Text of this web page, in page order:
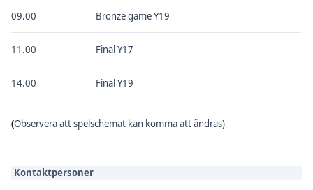
09.00 Bronze game Y19
11.00 Final Y17
14.00 Final Y19
(Observera att spelschemat kan komma att ändras)
Kontaktpersoner